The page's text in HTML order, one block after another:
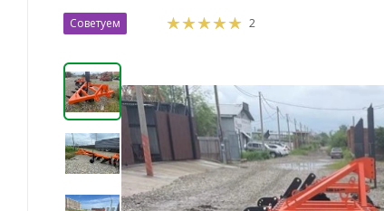
Советуем 2